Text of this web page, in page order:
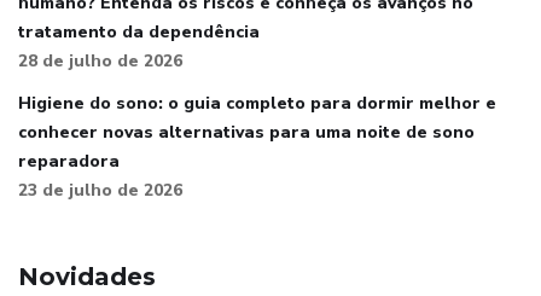
tratamento da dependência
28 de julho de 2026
Higiene do sono: o guia completo para dormir melhor e
conhecer novas alternativas para uma noite de sono
reparadora
23 de julho de 2026
Novidades